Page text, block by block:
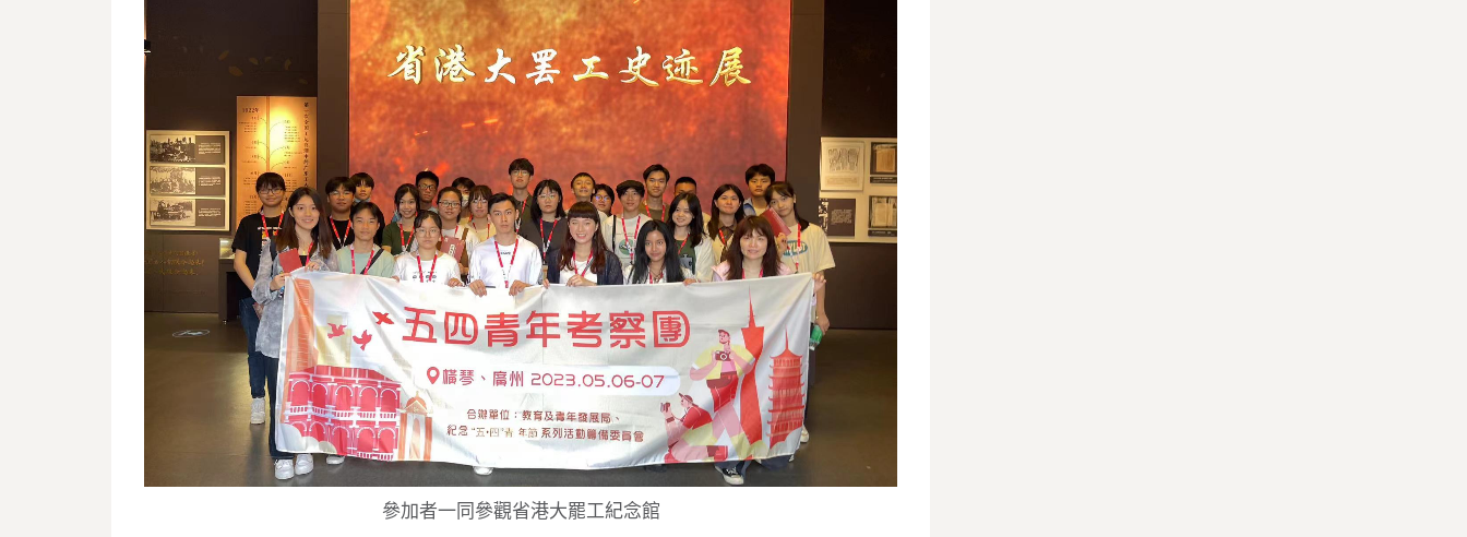
參加者一同參觀省港大罷工紀念館